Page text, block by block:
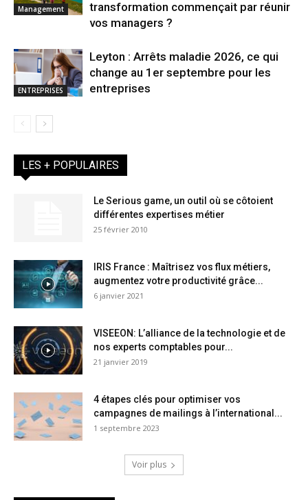
Management
transformation commençait par réunir
vos managers ?
ENTREPRISES
Leyton : Arrêts maladie 2026, ce qui
change au 1er septembre pour les
entreprises
LES + POPULAIRES
Le Serious game, un outil où se côtoient
différentes expertises métier
25 février 2010
IRIS France : Maîtrisez vos flux métiers,
augmentez votre productivité grâce...
6 janvier 2021
VISEEON: L’alliance de la technologie et de
nos experts comptables pour...
21 janvier 2019
4 étapes clés pour optimiser vos
campagnes de mailings à l’international...
1 septembre 2023
Voir plus